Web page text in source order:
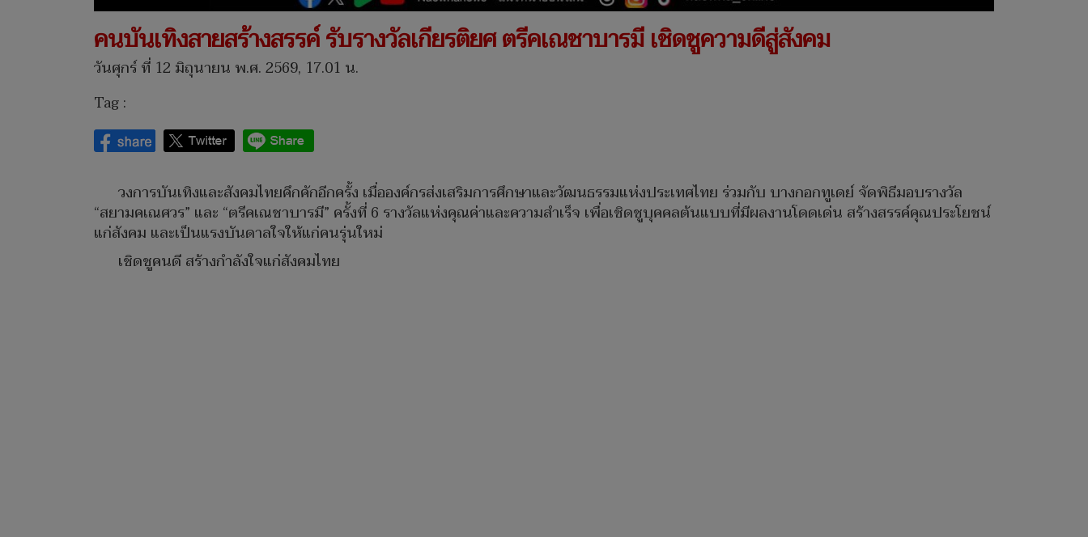
คนบันเทิงสายสร้างสรรค์ รับรางวัลเกียรติยศ ตรีคเณชาบารมี เชิดชูความดีสู่สังคม
วันศุกร์ ที่ 12 มิถุนายน พ.ศ. 2569, 17.01 น.
Tag :
วงการบันเทิงและสังคมไทยคึกคักอีกครั้ง เมื่อองค์กรส่งเสริมการศึกษาและวัฒนธรรมแห่งประเทศไทย ร่วมกับ บางกอกทูเดย์ จัดพิธีมอบรางวัล
“สยามคเณศวร” และ “ตรีคเณชาบารมี” ครั้งที่ 6 รางวัลแห่งคุณค่าและความสำเร็จ เพื่อเชิดชูบุคคลต้นแบบที่มีผลงานโดดเด่น สร้างสรรค์คุณประโยชน์
แก่สังคม และเป็นแรงบันดาลใจให้แก่คนรุ่นใหม่
เชิดชูคนดี สร้างกำลังใจแก่สังคมไทย